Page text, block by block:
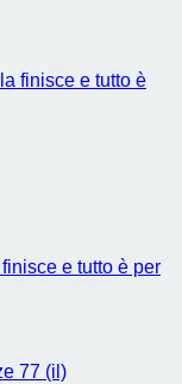
e tutto è per